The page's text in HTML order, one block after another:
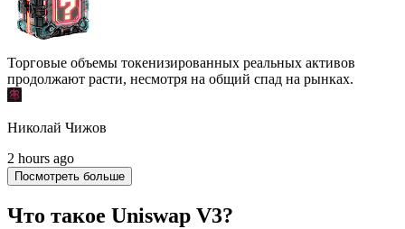
Торговые объемы токенизированных реальных активов
продолжают расти, несмотря на общий спад на рынках.
Николай Чижов
2 hours ago
Посмотреть больше
Что такое Uniswap V3?